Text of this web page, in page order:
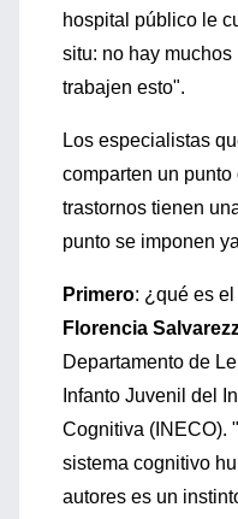
hospital público le
situ: no hay
trabajen esto".
Los especialistas
comparten un
trastornos tienen
punto se imponen
Primero: ¿qué es
Florencia
Departamento de
Infanto Juvenil del
Cognitiva (INECO).
sistema cognitivo
autores es un